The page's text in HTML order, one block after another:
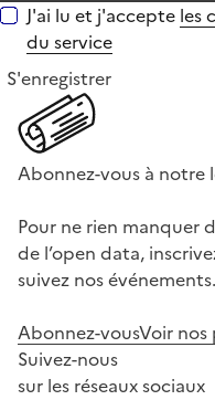
J'ai lu et j'accepte les
du service
S'enregistrer
Abonnez-vous à
Pour ne rien manquer
de l’open data,
suivez nos événements.
Abonnez-vousVoir nos
Suivez-nous
sur les réseaux sociaux